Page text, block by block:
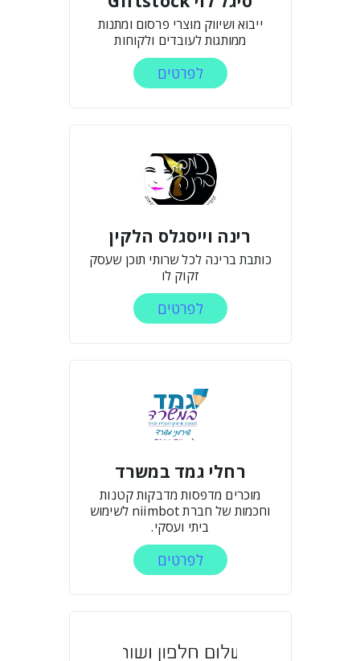
ייבוא ושיווק מוצרי פרסום ומתנות
ממותגות לעובדים ולקוחות
לפרטים
רינה וייסגלס הלקין
כותבת ברינה לכל שרותי תוכן שעסק
זקוק לו
לפרטים
רחלי גמד במשרד
מוכרים מדפסות מדבקות קטנות
וחכמות של חברת niimbot לשימוש
ביתי ועסקי.
לפרטים